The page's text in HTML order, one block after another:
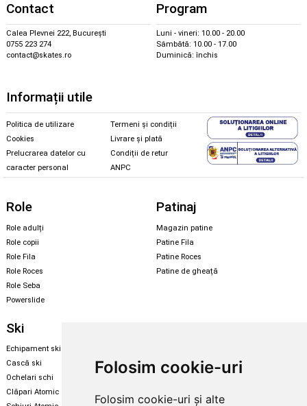
Folosim cookie-uri
Folosim cookie-uri și alte
Contact
Calea Plevnei 222, București
0755 223 274
contact@skates.ro
Program
Luni - vineri: 10.00 - 20.00
Sâmbătă: 10.00 - 17.00
Duminică: închis
Informații utile
Politica de utilizare
Cookies
Prelucrarea datelor cu
caracter personal
Termeni și condiții
Livrare și plată
Condiții de retur
ANPC
Role
Role adulți
Role copii
Role Fila
Role Roces
Role Seba
Powerslide
Patinaj
Magazin patine
Patine Fila
Patine Roces
Patine de gheață
Ski
Echipament ski
Cască ski
Ochelari schi
Clăpari Atomic
Echipament snowboard